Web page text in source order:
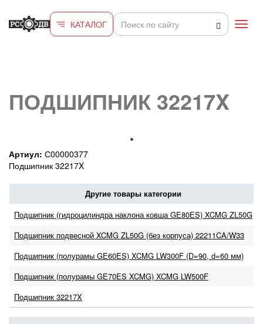
КАТАЛОГ
ПОДШИПНИК 32217X
Артиул: С00000377
Подшипник 32217X
Другие товары категории
Подшипник (гидроцилиндра наклона ковша GE80ES) XCMG ZL50G
Подшипник подвесной XCMG ZL50G (без корпуса) 22211CA/W33
Подшипник (полурамы GE60ES) XCMG LW300F (D=90, d=60 мм)
Подшипник (полурамы GE70ES XCMG) XCMG LW500F
Подшипник 32217X